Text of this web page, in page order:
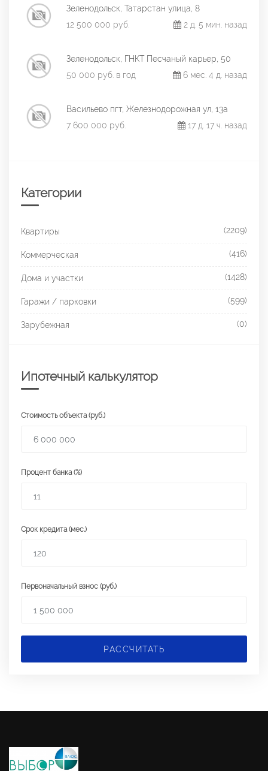
Зеленодольск, Татарстан улица, 8
12 500 000 руб.
2 д. 5 мин. назад
Зеленодольск, ГНКТ Песчаный карьер, 50
50 000 руб. в год
6 мес. 4 д. назад
Васильево пгт, Железнодорожная ул, 13а
7 600 000 руб.
17 д. 17 ч. назад
Категории
Квартиры (2209)
Коммерческая (416)
Дома и участки (1428)
Гаражи / парковки (599)
Зарубежная (0)
Ипотечный калькулятор
Стоимость объекта (руб.)
Процент банка (%)
Срок кредита (мес.)
Первоначальный взнос (руб.)
РАССЧИТАТЬ